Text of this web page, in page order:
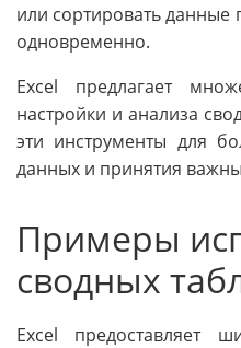
или сортировать
одновременно.
Excel предлагает
настройки и анализа
эти инструменты для
данных и принятия
Примеры
сводных
Excel предоставляет